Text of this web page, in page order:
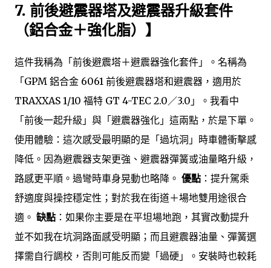
7. 前後避震器塔及避震器升級套件
（鋁合金＋強化脂）】
這件我稱為「前後避震塔＋避震器強化套件」。名稱為
「GPM 鋁合金 6061 前後避震器塔和避震器，適用於
TRAXXAS 1/10 福特 GT 4-TEC 2.0／3.0」。我看中
「前後一起升級」與「避震器強化」這兩點，於是下單。
使用體驗：這次感受最明顯的是「過坑洞」時車體衝擊感
降低。因為避震器支架更強、避震器彈簧或油量略升級，
路感更平順。過彎時車身晃動也略降。 優點 ：提升駕乘
舒適度與操控穩定性；對於我在街道＋場地雙用途很合
適。 缺點 ：如果你主要是在平坦場地跑，其實改動提升
並不如我在坑洞路面感受明顯；而且避震器油量、彈簧選
擇需自行調校，否則可能反而變「過硬」。安裝時也較耗